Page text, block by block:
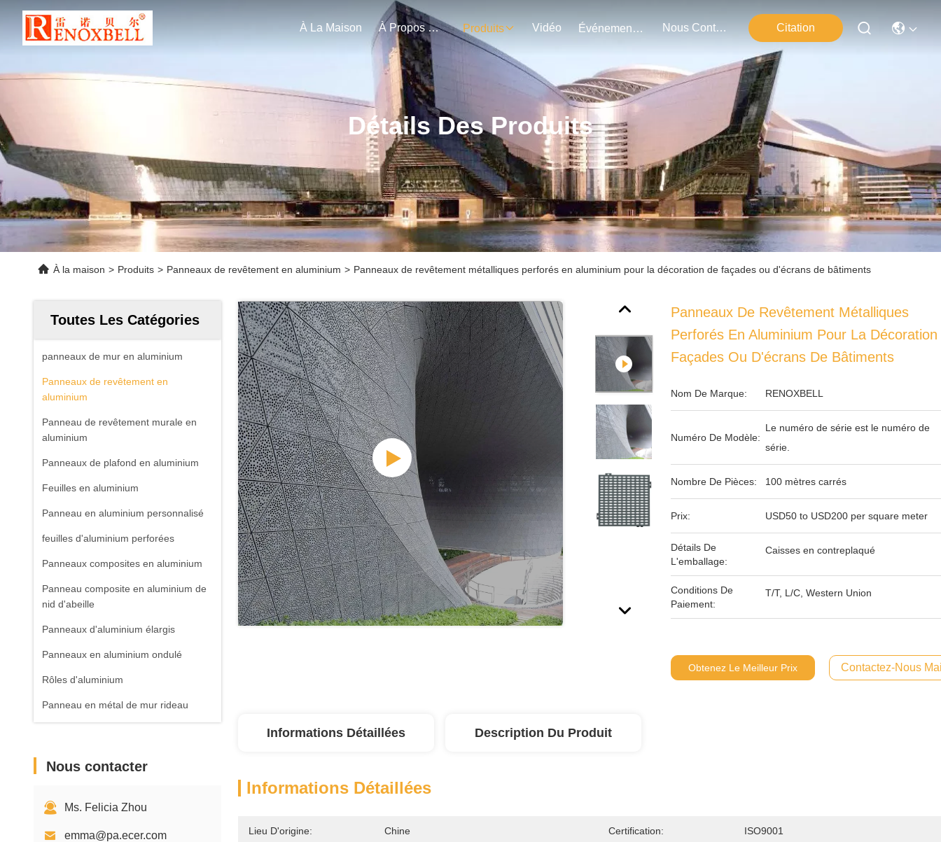
À La Maison À Propos De Nous Produits Vidéo Événements Nous Contacter Citation
Détails Des Produits
À la maison > Produits > Panneaux de revêtement en aluminium > Panneaux de revêtement métalliques perforés en aluminium pour la décoration de façades ou d'écrans de bâtiments
Toutes Les Catégories
panneaux de mur en aluminium
Panneaux de revêtement en
aluminium
Panneau de revêtement murale en
aluminium
Panneaux de plafond en aluminium
Feuilles en aluminium
Panneau en aluminium personnalisé
feuilles d'aluminium perforées
Panneaux composites en aluminium
Panneau composite en aluminium de
nid d'abeille
Panneaux d'aluminium élargis
Panneaux en aluminium ondulé
Rôles d'aluminium
Panneau en métal de mur rideau
Nous contacter
Ms. Felicia Zhou
emma@pa.ecer.com
Panneaux De Revêtement Métalliques
Perforés En Aluminium Pour La Décoration
Façades Ou D'écrans De Bâtiments
Nom De Marque: RENOXBELL
Numéro De Modèle:
Le numéro de série est le numéro de
série.
Nombre De Pièces: 100 mètres carrés
Prix: USD50 to USD200 per square meter
Détails De
L'emballage:
Caisses en contreplaqué
Conditions De
Paiement:
T/T, L/C, Western Union
Obtenez Le Meilleur Prix Contactez-Nous
Informations Détaillées Description Du Produit
Informations Détaillées
Lieu D'origine: Chine Certification: ISO9001